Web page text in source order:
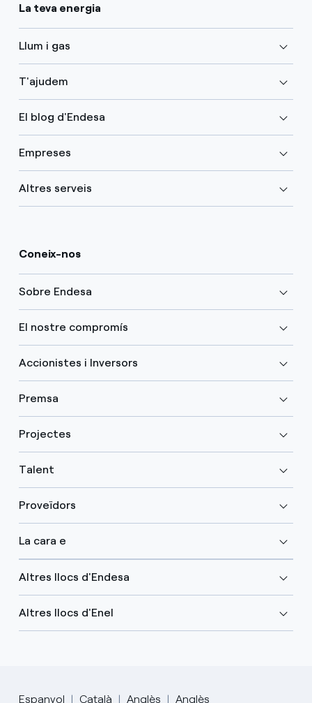
La teva energia
Llum i gas
T'ajudem
El blog d'Endesa
Empreses
Altres serveis
Coneix-nos
Sobre Endesa
El nostre compromís
Accionistes i Inversors
Premsa
Projectes
Talent
Proveïdors
La cara e
Altres llocs d'Endesa
Altres llocs d'Enel
Espanyol Català Anglès Anglès